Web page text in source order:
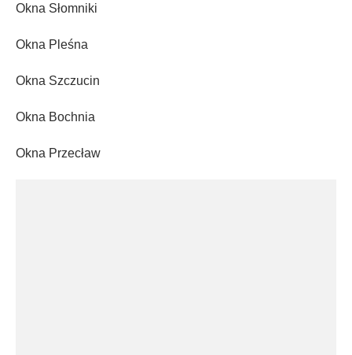
Okna Słomniki
Okna Pleśna
Okna Szczucin
Okna Bochnia
Okna Przecław